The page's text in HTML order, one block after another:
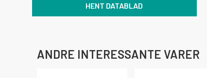
HENT DATABLAD
ANDRE INTERESSANTE VARER